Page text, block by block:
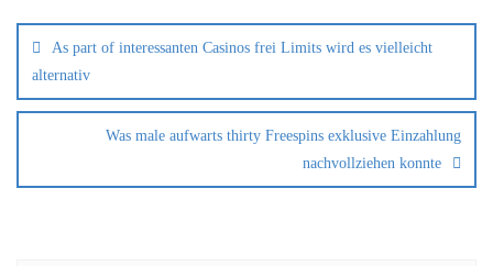
As part of interessanten Casinos frei Limits wird es vielleicht
alternativ
Was male aufwarts thirty Freespins exklusive Einzahlung
nachvollziehen konnte